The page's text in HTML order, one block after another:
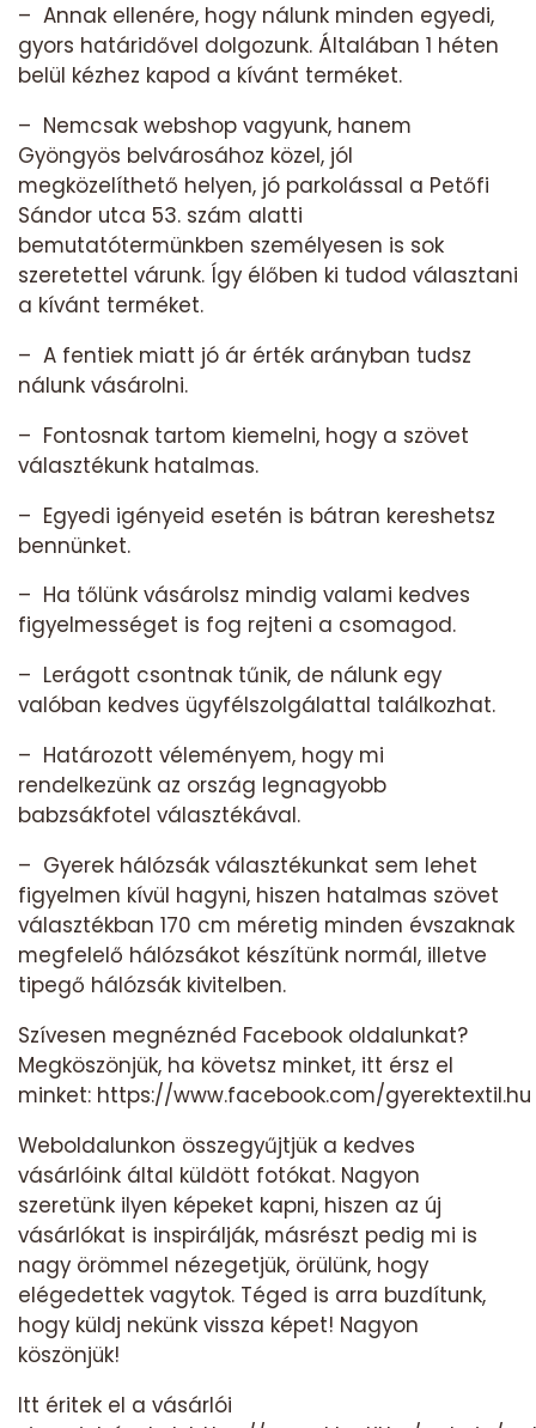
– Annak ellenére, hogy nálunk minden egyedi,
gyors határidővel dolgozunk. Általában 1 héten
belül kézhez kapod a kívánt terméket.
– Nemcsak webshop vagyunk, hanem
Gyöngyös belvárosához közel, jól
megközelíthető helyen, jó parkolással a Petőfi
Sándor utca 53. szám alatti
bemutatótermünkben személyesen is sok
szeretettel várunk. Így élőben ki tudod választani
a kívánt terméket.
– A fentiek miatt jó ár érték arányban tudsz
nálunk vásárolni.
– Fontosnak tartom kiemelni, hogy a szövet
választékunk hatalmas.
– Egyedi igényeid esetén is bátran kereshetsz
bennünket.
– Ha tőlünk vásárolsz mindig valami kedves
figyelmességet is fog rejteni a csomagod.
– Lerágott csontnak tűnik, de nálunk egy
valóban kedves ügyfélszolgálattal találkozhat.
– Határozott véleményem, hogy mi
rendelkezünk az ország legnagyobb
babzsákfotel választékával.
– Gyerek hálózsák választékunkat sem lehet
figyelmen kívül hagyni, hiszen hatalmas szövet
választékban 170 cm méretig minden évszaknak
megfelelő hálózsákot készítünk normál, illetve
tipegő hálózsák kivitelben.
Szívesen megnéznéd Facebook oldalunkat?
Megköszönjük, ha követsz minket, itt érsz el
minket: https://www.facebook.com/gyerektextil.hu
Weboldalunkon összegyűjtjük a kedves
vásárlóink által küldött fotókat. Nagyon
szeretünk ilyen képeket kapni, hiszen az új
vásárlókat is inspirálják, másrészt pedig mi is
nagy örömmel nézegetjük, örülünk, hogy
elégedettek vagytok. Téged is arra buzdítunk,
hogy küldj nekünk vissza képet! Nagyon
köszönjük!
Itt éritek el a vásárlói